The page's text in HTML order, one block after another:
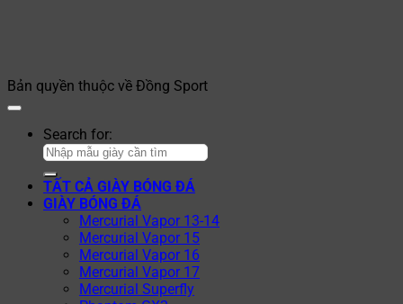
Bản quyền thuộc về Đồng Sport
Search for:
TẤT CẢ GIÀY BÓNG ĐÁ
GIÀY BÓNG ĐÁ
Mercurial Vapor 13-14
Mercurial Vapor 15
Mercurial Vapor 16
Mercurial Vapor 17
Mercurial Superfly